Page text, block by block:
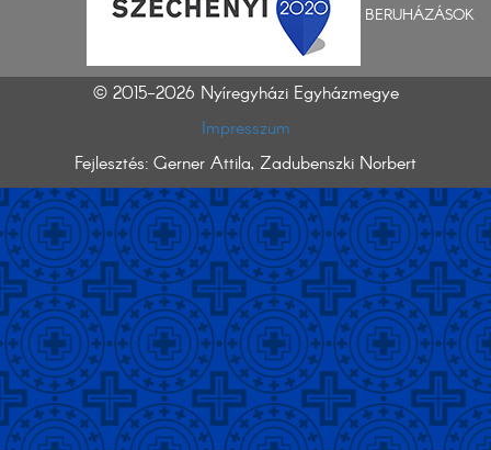
BERUHÁZÁSOK
© 2015-2026 Nyíregyházi Egyházmegye
Impresszum
Fejlesztés: Gerner Attila, Zadubenszki Norbert